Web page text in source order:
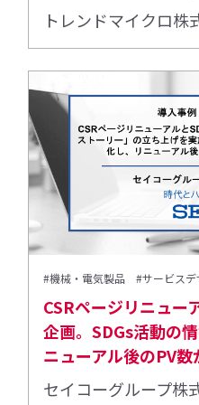
トレンドマイクロ株
#機械・電気製品 #サービス
CSRページリニュー
企画。SDGs活動の
ニューアル後のPV
セイコーグループ株